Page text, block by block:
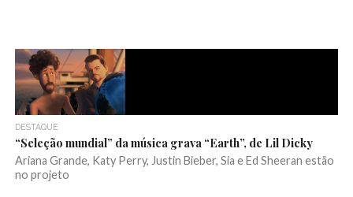
DESTAQUE
“Seleção mundial” da música grava “Earth”, de Lil Dicky
Ariana Grande, Katy Perry, Justin Bieber, Sia e Ed Sheeran estão
no projeto